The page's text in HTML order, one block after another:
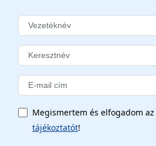
Megismertem és elfogadom az
tájékoztatót!